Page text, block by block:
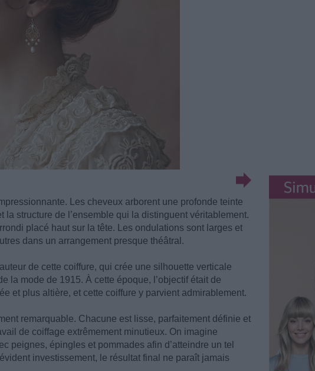
Les cheveux arborent une profonde teinte
la structure de l’ensemble qui la distinguent véritablement.
placé haut sur la tête. Les ondulations sont larges et
dans un arrangement presque théâtral.
de cette coiffure, qui crée une silhouette verticale
la mode de 1915. À cette époque, l’objectif était de
et plus altière, et cette coiffure y parvient admirablement.
remarquable. Chacune est lisse, parfaitement définie et
de coiffage extrêmement minutieux. On imagine
peignes, épingles et pommades afin d’atteindre un tel
investissement, le résultat final ne paraît jamais